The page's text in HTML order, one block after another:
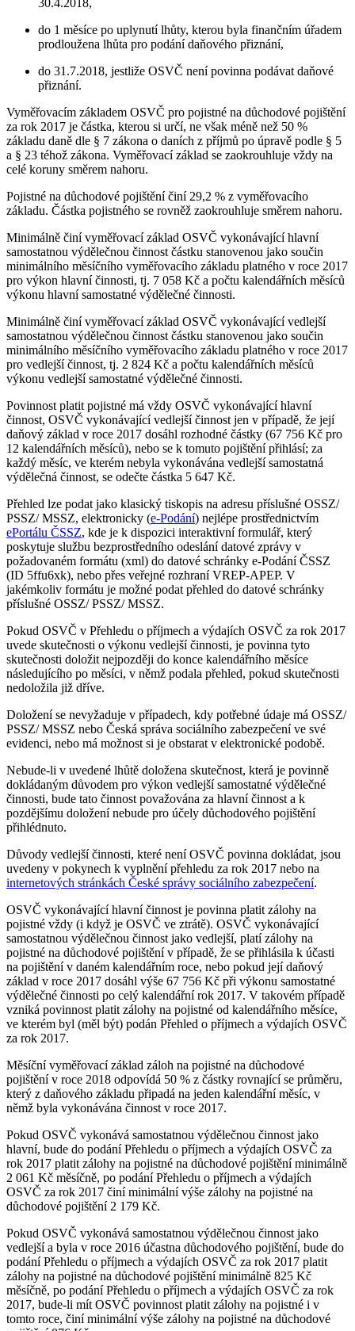
do 1 měsíce po uplynutí lhůty, kterou byla finančním úřadem
prodloužena lhůta pro podání daňového přiznání,
do 31.7.2018, jestliže OSVČ není povinna podávat daňové
přiznání.
Vyměřovacím základem OSVČ pro pojistné na důchodové pojištění
za rok 2017 je částka, kterou si určí, ne však méně než 50 %
základu daně dle § 7 zákona o daních z příjmů po úpravě podle § 5
a § 23 téhož zákona. Vyměřovací základ se zaokrouhluje vždy na
celé koruny směrem nahoru.
Pojistné na důchodové pojištění činí 29,2 % z vyměřovacího
základu. Částka pojistného se rovněž zaokrouhluje směrem nahoru.
Minimálně činí vyměřovací základ OSVČ vykonávající hlavní
samostatnou výdělečnou činnost částku stanovenou jako součin
minimálního měsíčního vyměřovacího základu platného v roce 2017
pro výkon hlavní činnosti, tj. 7 058 Kč a počtu kalendářních měsíců
výkonu hlavní samostatné výdělečné činnosti.
Minimálně činí vyměřovací základ OSVČ vykonávající vedlejší
samostatnou výdělečnou činnost částku stanovenou jako součin
minimálního měsíčního vyměřovacího základu platného v roce 2017
pro vedlejší činnost, tj. 2 824 Kč a počtu kalendářních měsíců
výkonu vedlejší samostatné výdělečné činnosti.
Povinnost platit pojistné má vždy OSVČ vykonávající hlavní
činnost, OSVČ vykonávající vedlejší činnost jen v případě, že její
daňový základ v roce 2017 dosáhl rozhodné částky (67 756 Kč pro
12 kalendářních měsíců), nebo se k tomuto pojištění přihlásí; za
každý měsíc, ve kterém nebyla vykonávána vedlejší samostatná
výdělečná činnost, se odečte částka 5 647 Kč.
Přehled lze podat jako klasický tiskopis na adresu příslušné OSSZ/
PSSZ/ MSSZ, elektronicky (e-Podání) nejlépe prostřednictvím
ePortálu ČSSZ, kde je k dispozici interaktivní formulář, který
poskytuje službu bezprostředního odeslání datové zprávy v
požadovaném formátu (xml) do datové schránky e-Podání ČSSZ
(ID 5ffu6xk), nebo přes veřejné rozhraní VREP-APEP. V
jakémkoliv formátu je možné podat přehled do datové schránky
příslušné OSSZ/ PSSZ/ MSSZ.
Pokud OSVČ v Přehledu o příjmech a výdajích OSVČ za rok 2017
uvede skutečnosti o výkonu vedlejší činnosti, je povinna tyto
skutečnosti doložit nejpozději do konce kalendářního měsíce
následujícího po měsíci, v němž podala přehled, pokud skutečnosti
nedoložila již dříve.
Doložení se nevyžaduje v případech, kdy potřebné údaje má OSSZ/
PSSZ/ MSSZ nebo Česká správa sociálního zabezpečení ve své
evidenci, nebo má možnost si je obstarat v elektronické podobě.
Nebude-li v uvedené lhůtě doložena skutečnost, která je povinně
dokládaným důvodem pro výkon vedlejší samostatné výdělečné
činnosti, bude tato činnost považována za hlavní činnost a k
pozdějšímu doložení nebude pro účely důchodového pojištění
přihlédnuto.
Důvody vedlejší činnosti, které není OSVČ povinna dokládat, jsou
uvedeny v pokynech k vyplnění přehledu za rok 2017 nebo na
internetových stránkách České správy sociálního zabezpečení.
OSVČ vykonávající hlavní činnost je povinna platit zálohy na
pojistné vždy (i když je OSVČ ve ztrátě). OSVČ vykonávající
samostatnou výdělečnou činnost jako vedlejší, platí zálohy na
pojistné na důchodové pojištění v případě, že se přihlásila k účasti
na pojištění v daném kalendářním roce, nebo pokud její daňový
základ v roce 2017 dosáhl výše 67 756 Kč při výkonu samostatné
výdělečné činnosti po celý kalendářní rok 2017. V takovém případě
vzniká povinnost platit zálohy na pojistné od kalendářního měsíce,
ve kterém byl (měl být) podán Přehled o příjmech a výdajích OSVČ
za rok 2017.
Měsíční vyměřovací základ záloh na pojistné na důchodové
pojištění v roce 2018 odpovídá 50 % z částky rovnající se průměru,
který z daňového základu připadá na jeden kalendářní měsíc, v
němž byla vykonávána činnost v roce 2017.
Pokud OSVČ vykonává samostatnou výdělečnou činnost jako
hlavní, bude do podání Přehledu o příjmech a výdajích OSVČ za
rok 2017 platit zálohy na pojistné na důchodové pojištění minimálně
2 061 Kč měsíčně, po podání Přehledu o příjmech a výdajích
OSVČ za rok 2017 činí minimální výše zálohy na pojistné na
důchodové pojištění 2 179 Kč.
Pokud OSVČ vykonává samostatnou výdělečnou činnost jako
vedlejší a byla v roce 2016 účastna důchodového pojištění, bude do
podání Přehledu o příjmech a výdajích OSVČ za rok 2017 platit
zálohy na pojistné na důchodové pojištění minimálně 825 Kč
měsíčně, po podání Přehledu o příjmech a výdajích OSVČ za rok
2017, bude-li mít OSVČ povinnost platit zálohy na pojistné i v
tomto roce, činí minimální výše zálohy na pojistné na důchodové